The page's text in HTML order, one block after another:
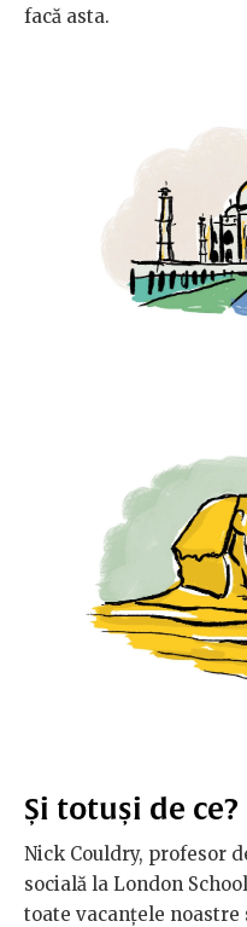
facă asta.
Și totuși de ce?
Nick Couldry, profesor
socială la London
toate vacanțele noastre